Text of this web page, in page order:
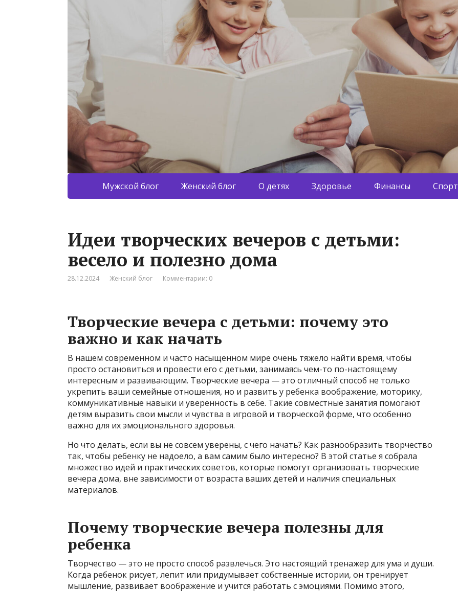
Мужской блог Женский блог О детях Здоровье Финансы Спорт
Идеи творческих вечеров с детьми:
весело и полезно дома
28.12.2024 Женский блог Комментарии: 0
Творческие вечера с детьми: почему это
важно и как начать
В нашем современном и часто насыщенном мире очень тяжело найти время, чтобы
просто остановиться и провести его с детьми, занимаясь чем-то по-настоящему
интересным и развивающим. Творческие вечера — это отличный способ не только
укрепить ваши семейные отношения, но и развить у ребенка воображение, моторику,
коммуникативные навыки и уверенность в себе. Такие совместные занятия помогают
детям выразить свои мысли и чувства в игровой и творческой форме, что особенно
важно для их эмоционального здоровья.
Но что делать, если вы не совсем уверены, с чего начать? Как разнообразить творчество
так, чтобы ребенку не надоело, а вам самим было интересно? В этой статье я собрала
множество идей и практических советов, которые помогут организовать творческие
вечера дома, вне зависимости от возраста ваших детей и наличия специальных
материалов.
Почему творческие вечера полезны для
ребенка
Творчество — это не просто способ развлечься. Это настоящий тренажер для ума и души.
Когда ребенок рисует, лепит или придумывает собственные истории, он тренирует
мышление, развивает воображение и учится работать с эмоциями. Помимо этого,